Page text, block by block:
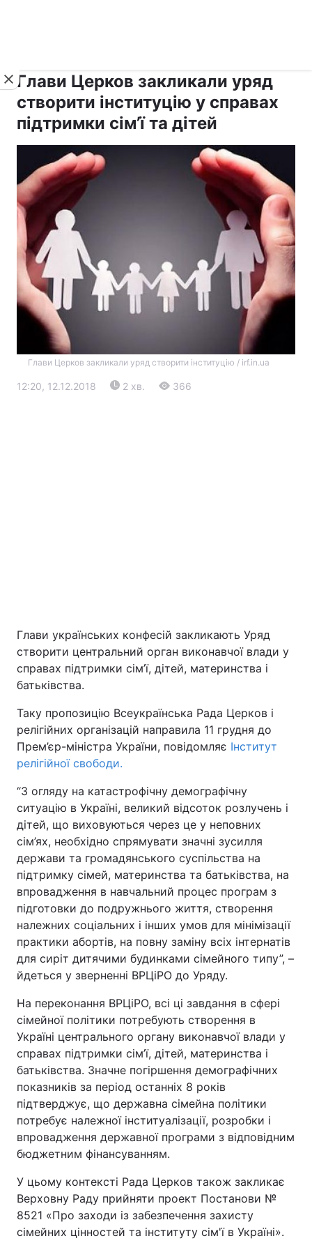
Київ Львів
Дніпро
Одеса
Спорт
Техно і зв'язок Лайт
Зброя Інциденти
Здоров'я Туризм
Цікавинки Погода
Відео з Youtube Статті
Архів Вакансії
Контакти
ПОСЛУГИ
Реклама на сайті Фотобанк
Моніторинг Пресцентр
Глави Церков закликали уряд
створити інституцію у справах
підтримки сім’ї та дітей
Глави Церков закликали уряд створити інституцію / irf.in.ua
12:20, 12.12.2018 2 хв. 366
Глави українських конфесій закликають Уряд
створити центральний орган виконавчої влади у
справах підтримки сім’ї, дітей, материнства і
батьківства.
Таку пропозицію Всеукраїнська Рада Церков і
релігійних організацій направила 11 грудня до
Прем’єр-міністра України, повідомляє Інститут
релігійної свободи.
“З огляду на катастрофічну демографічну
ситуацію в Україні, великий відсоток розлучень і
дітей, що виховуються через це у неповних
сім’ях, необхідно спрямувати значні зусилля
держави та громадянського суспільства на
підтримку сімей, материнства та батьківства, на
впровадження в навчальний процес програм з
підготовки до подружнього життя, створення
належних соціальних і інших умов для мінімізації
практики абортів, на повну заміну всіх інтернатів
для сиріт дитячими будинками сімейного типу”, –
йдеться у зверненні ВРЦіРО до Уряду.
На переконання ВРЦіРО, всі ці завдання в сфері
сімейної політики потребують створення в
Україні центрального органу виконавчої влади у
справах підтримки сім’ї, дітей, материнства і
батьківства. Значне погіршення демографічних
показників за період останніх 8 років
підтверджує, що державна сімейна політики
потребує належної інституалізації, розробки і
впровадження державної програми з відповідним
бюджетним фінансуванням.
У цьому контексті Рада Церков також закликає
Верховну Раду прийняти проект Постанови №
8521 «Про заходи із забезпечення захисту
сімейних цінностей та інституту сім'ї в Україні».